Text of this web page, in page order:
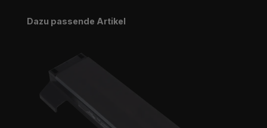
Produktgalerie überspringen
Dazu passende Artikel